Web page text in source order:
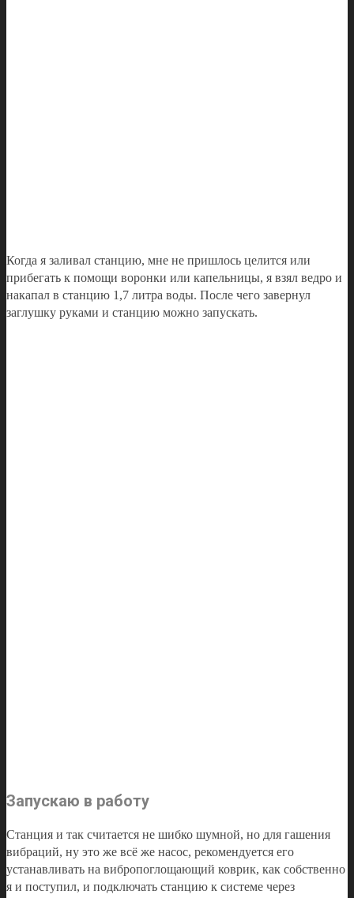
Когда я заливал станцию, мне не пришлось целится или
прибегать к помощи воронки или капельницы, я взял ведро и
накапал в станцию 1,7 литра воды. После чего завернул
заглушку руками и станцию можно запускать.
Запускаю в работу
Станция и так считается не шибко шумной, но для гашения
вибраций, ну это же всё же насос, рекомендуется его
устанавливать на вибропоглощающий коврик, как собственно
я и поступил, и подключать станцию к системе через